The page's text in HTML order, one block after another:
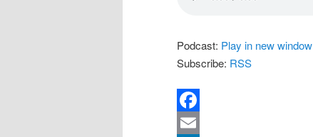
Podcast: Play in new window
Subscribe: RSS
Facebook